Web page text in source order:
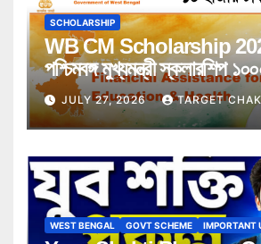
SCHOLARSHIP
WB CM Scholarship
পশ্চিমবঙ্গ মুখ্যমন্ত্রী স্কলারশিপ
JULY 27, 2026 TARGET
WEST BENGAL GOVT SCHEME IMPORTANT